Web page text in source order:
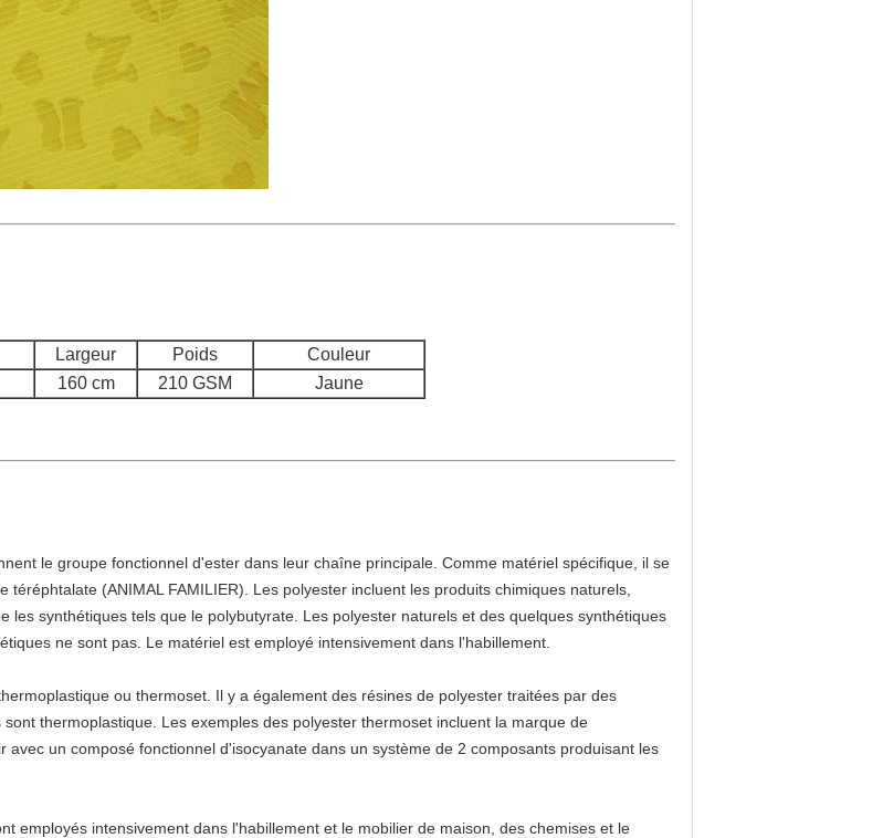
Largeur Poids
Couleur
160 cm 210 GSM Jaune
le groupe fonctionnel d'ester dans leur chaîne principale. Comme matériel spécifique, il se
(ANIMAL FAMILIER). Les polyester incluent les produits chimiques naturels,
les synthétiques tels que le polybutyrate. Les polyester naturels et des quelques synthétiques
ne sont pas. Le matériel est employé intensivement dans l'habillement.
ou thermoset. Il y a également des résines de polyester traitées par des
thermoplastique. Les exemples des polyester thermoset incluent la marque de
un composé fonctionnel d'isocyanate dans un système de 2 composants produisant les
employés intensivement dans l'habillement et le mobilier de maison, des chemises et le